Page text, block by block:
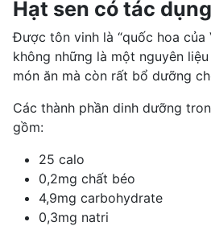
Hạt sen có tác
Được tôn vinh là “quốc hoa của
không những là một nguyên
món ăn mà còn rất bổ dưỡng
Các thành phần dinh dưỡng
gồm:
25 calo
0,2mg chất béo
4,9mg carbohydrate
0,3mg natri